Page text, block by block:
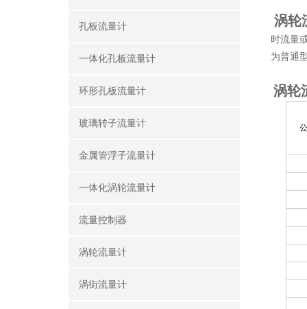
孔板流量计
一体化孔板流量计
环形孔板流量计
玻璃转子流量计
金属管浮子流量计
一体化涡轮流量计
流量控制器
涡轮流量计
涡街流量计
涡轮
时流量
为普通
涡轮